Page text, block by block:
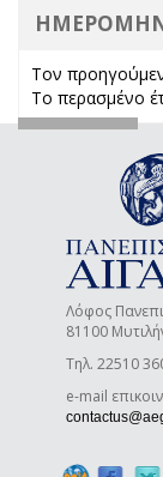
Τον
Το περασμένο
Λόφος
81100
Τηλ. 22510
e-mail